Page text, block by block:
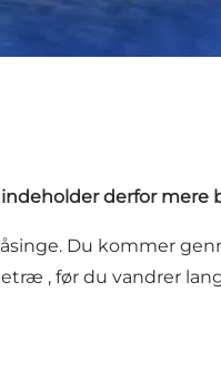
derfor
Du kommer
, før du vandrer